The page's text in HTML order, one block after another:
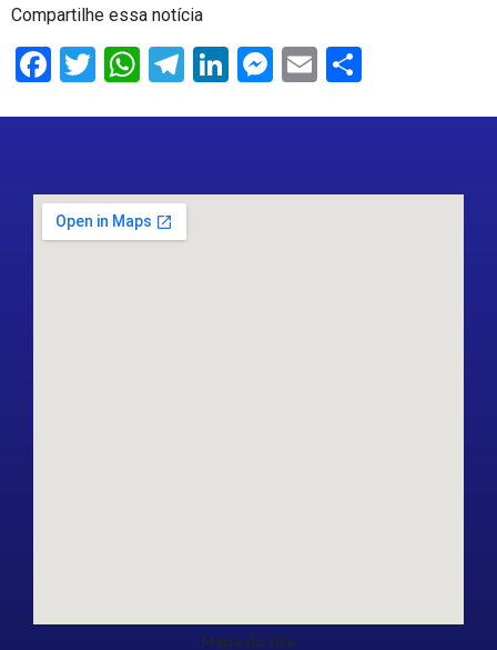
Compartilhe essa notícia
Facebook
Twitter
WhatsApp
Telegram
LinkedIn
Messenger
Email
Mapa do site